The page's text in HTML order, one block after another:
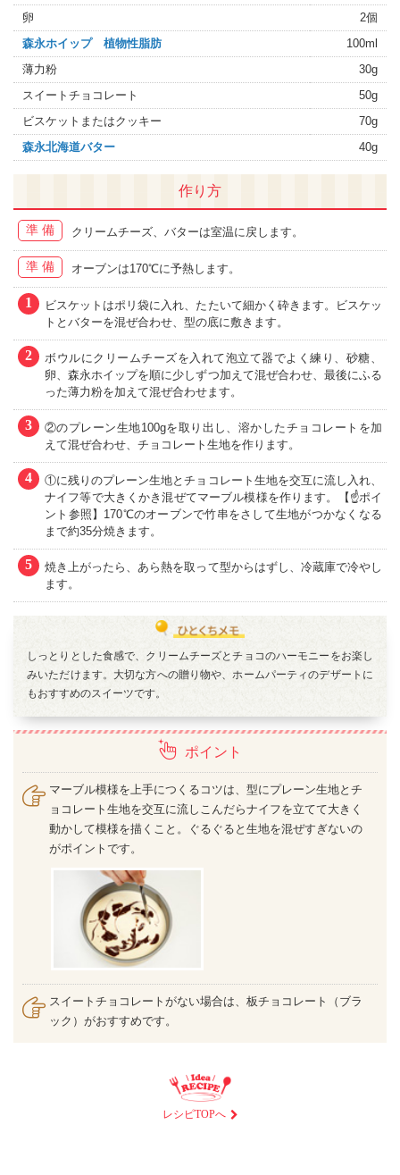
卵
2個
森永ホイップ 植物性脂肪
100ml
薄力粉
30g
スイートチョコレート
50g
ビスケットまたはクッキー
70g
森永北海道バター
40g
作り方
準備 クリームチーズ、バターは室温に戻します。
準備 オーブンは170℃に予熱します。
1
ビスケットはポリ袋に入れ、たたいて細かく砕きます。ビスケッ
トとバターを混ぜ合わせ、型の底に敷きます。
2
ボウルにクリームチーズを入れて泡立て器でよく練り、砂糖、
卵、森永ホイップを順に少しずつ加えて混ぜ合わせ、最後にふる
った薄力粉を加えて混ぜ合わせます。
3
②のプレーン生地100gを取り出し、溶かしたチョコレートを加
えて混ぜ合わせ、チョコレート生地を作ります。
4
①に残りのプレーン生地とチョコレート生地を交互に流し入れ、
ナイフ等で大きくかき混ぜてマーブル模様を作ります。【☝ポイ
ント参照】170℃のオーブンで竹串をさして生地がつかなくなる
まで約35分焼きます。
5
焼き上がったら、あら熱を取って型からはずし、冷蔵庫で冷やし
ます。
しっとりとした食感で、クリームチーズとチョコのハーモニーをお楽し
みいただけます。大切な方への贈り物や、ホームパーティのデザートに
もおすすめのスイーツです。
ポイント
マーブル模様を上手につくるコツは、型にプレーン生地とチ
ョコレート生地を交互に流しこんだらナイフを立てて大きく
動かして模様を描くこと。ぐるぐると生地を混ぜすぎないの
がポイントです。
スイートチョコレートがない場合は、板チョコレート（ブラ
ック）がおすすめです。
レシピTOPへ